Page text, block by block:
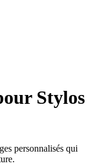
Stylos
personnalisés qui